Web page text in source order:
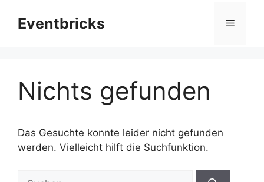
InhaltEventbricks Menü
Nichts gefunden
Das Gesuchte konnte leider nicht gefunden
werden. Vielleicht hilft die Suchfunktion.